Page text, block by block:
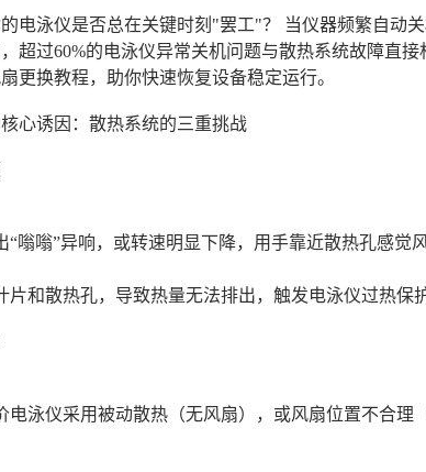
电泳仪是否总在关键时刻"罢工"？ 当仪器频繁自动
超过60%的电泳仪异常关机问题与散热系统故障直
更换教程，助你快速恢复设备稳定运行。
心诱因：散热系统的三重挑战
“嗡嗡”异响，或转速明显下降，用手靠近散热孔感觉
片和散热孔，导致热量无法排出，触发电泳仪过热保
电泳仪采用被动散热（无风扇），或风扇位置不合